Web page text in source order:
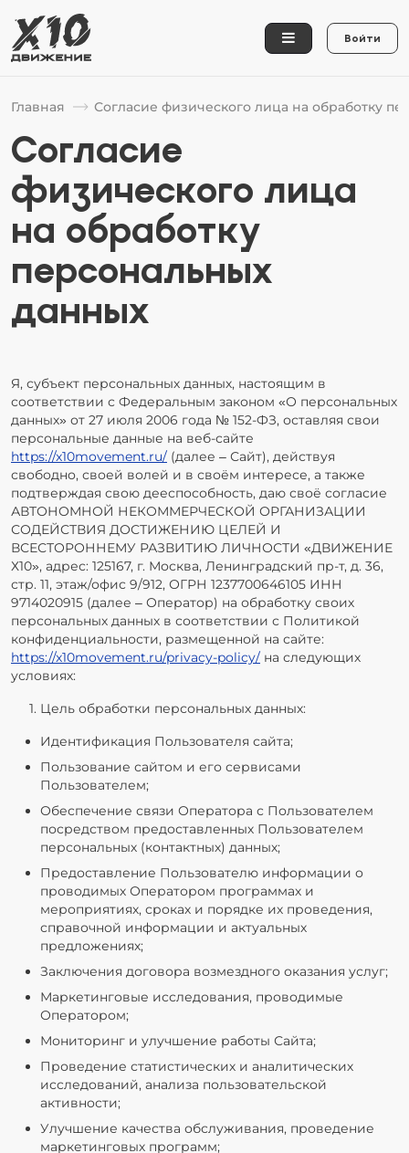
Войти
Главная Согласие физического лица на обработку
Согласие
физического лица
на обработку
персональных
данных
Я, субъект персональных данных, настоящим в
соответствии с Федеральным законом «О персональных
данных» от 27 июля 2006 года № 152-ФЗ, оставляя свои
персональные данные на веб-сайте
https://x10movement.ru/ (далее – Сайт), действуя
свободно, своей волей и в своём интересе, а также
подтверждая свою дееспособность, даю своё согласие
АВТОНОМНОЙ НЕКОММЕРЧЕСКОЙ ОРГАНИЗАЦИИ
СОДЕЙСТВИЯ ДОСТИЖЕНИЮ ЦЕЛЕЙ И
ВСЕСТОРОННЕМУ РАЗВИТИЮ ЛИЧНОСТИ «ДВИЖЕНИЕ
Х10», адрес: 125167, г. Москва, Ленинградский пр-т, д. 36,
стр. 11, этаж/офис 9/912, ОГРН 1237700646105 ИНН
9714020915 (далее – Оператор) на обработку своих
персональных данных в соответствии с Политикой
конфиденциальности, размещенной на сайте:
https://x10movement.ru/privacy-policy/ на следующих
условиях:
Цель обработки персональных данных:
Идентификация Пользователя сайта;
Пользование сайтом и его сервисами
Пользователем;
Обеспечение связи Оператора с Пользователем
посредством предоставленных Пользователем
персональных (контактных) данных;
Предоставление Пользователю информации о
проводимых Оператором программах и
мероприятиях, сроках и порядке их проведения,
справочной информации и актуальных
предложениях;
Заключения договора возмездного оказания услуг;
Маркетинговые исследования, проводимые
Оператором;
Мониторинг и улучшение работы Сайта;
Проведение статистических и аналитических
исследований, анализа пользовательской
активности;
Улучшение качества обслуживания, проведение
маркетинговых программ;